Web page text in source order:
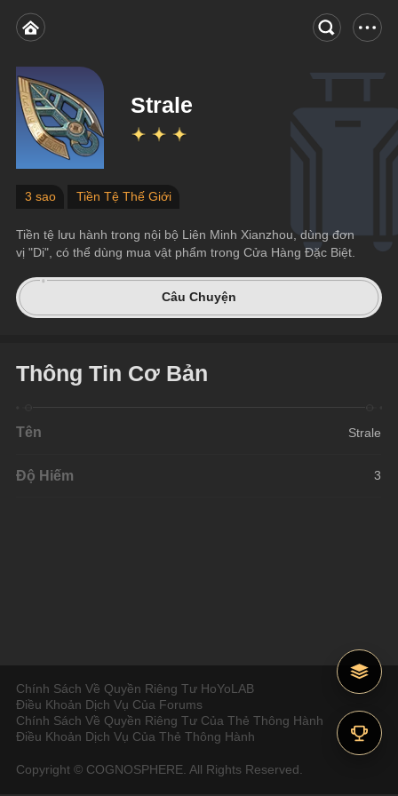
Strale
3 sao Tiền Tệ Thế Giới
Tiền tệ lưu hành trong nội bộ Liên Minh Xianzhou, dùng đơn
vị "Di", có thể dùng mua vật phẩm trong Cửa Hàng Đặc Biệt.
Câu Chuyện
Thông Tin Cơ Bản
Tên Strale
Độ Hiếm 3
Chính Sách Về Quyền Riêng Tư HoYoLAB
Điều Khoản Dịch Vụ Của Forums
Chính Sách Về Quyền Riêng Tư Của Thẻ Thông Hành
Điều Khoản Dịch Vụ Của Thẻ Thông Hành
Copyright © COGNOSPHERE. All Rights Reserved.